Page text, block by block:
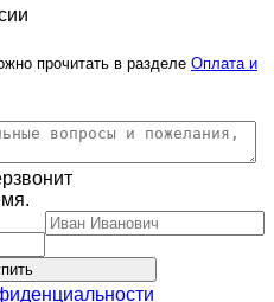
прочитать в разделе Оплата и